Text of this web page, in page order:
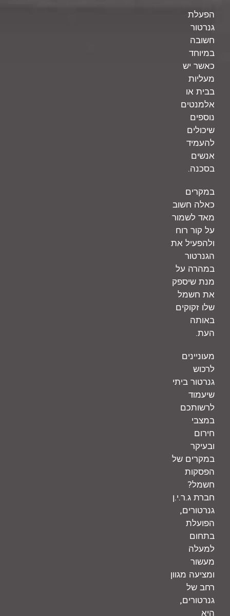
הפעלת
גנרטור
חשובה
במיוחד
כאשר יש
מעליות
בבית או
אלמנטים
נוספים
שיכולים
להעמיד
אנשים
בסכנה.
במקרים
כאלה חשוב
מאד לשמור
על קור רוח
ולהפעיל את
הגנרטור
במהרה על
מנת שיספק
את חשמל
שלו זקוקים
באותה
העת.
מעוניינים
לרכוש
גנרטור ביתי
שיעמוד
לרשותכם
במצבי
חירום
ובעיקר
במקרים של
הפסקות
חשמל?
חברת ג.ר.י.ן
גנרטורים,
הפועלת
בתחום
למעלה
מעשור
ומציעה מגוון
רחב של
גנרטורים,
היא